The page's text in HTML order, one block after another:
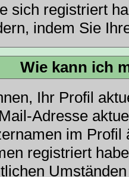
sich registriert
indem Sie
Wie kann ich
Ihr Profil
Adresse
im
registriert